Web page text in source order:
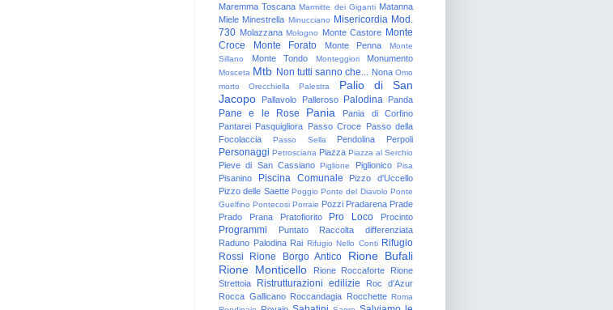
Maremma Toscana Marmitte dei Giganti Matanna
Miele Minestrella Minucciano Misericordia Mod.
730 Molazzana Mologno Monte Castore Monte
Croce
Monte Forato Monte Penna
Monte
Sillano
Monte Tondo Monteggiori Monumento
Mosceta Mtb Non tutti sanno che... Nona Omo
morto
Orecchiella Palestra
Palio di San
Jacopo
Pallavolo Palleroso Palodina Panda
Pane e le Rose Pania
Pania di Corfino
Pantarei Pasquigliora Passo Croce Passo della
Focolaccia
Passo Sella Pendolina Perpoli
Personaggi Petrosciana Piazza Piazza al Serchio
Pieve di San Cassiano Piglione Piglionico Pisa
Pisanino Piscina Comunale
Pizzo d'Uccello
Pizzo delle Saette Poggio Ponte del Diavolo Ponte
Guelfino Pontecosi Porraie Pozzi Pradarena Prade
Prado
Prana Pratofiorito Pro Loco Procinto
Programmi Puntato
Raccolta differenziata
Raduno Palodina Rai Rifugio Nello Conti Rifugio
Rossi
Rione Borgo Antico
Rione Bufali
Rione Monticello
Rione Roccaforte
Rione
Strettoia
Ristrutturazioni edilizie
Roc d'Azur
Rocca Gallicano Roccandagia Rocchette Roma